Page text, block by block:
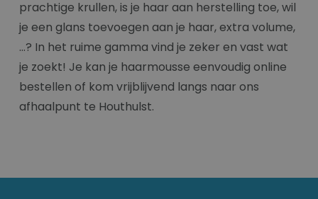
prachtige krullen, is je haar aan herstelling toe, wil
je een glans toevoegen aan je haar, extra volume,
…? In het ruime gamma vind je zeker en vast wat
je zoekt! Je kan je haarmousse eenvoudig online
bestellen of kom vrijblijvend langs naar ons
afhaalpunt te Houthulst.